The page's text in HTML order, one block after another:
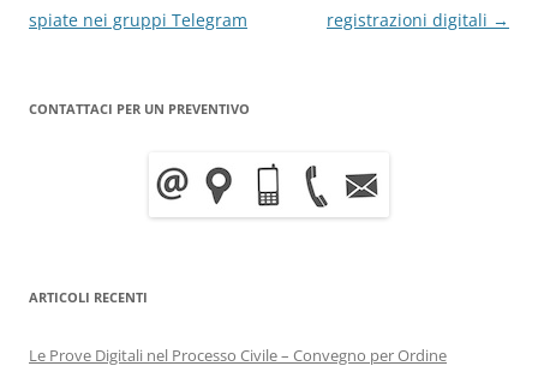
spiate nei gruppi Telegram registrazioni digitali →
CONTATTACI PER UN PREVENTIVO
ARTICOLI RECENTI
Le Prove Digitali nel Processo Civile – Convegno per Ordine